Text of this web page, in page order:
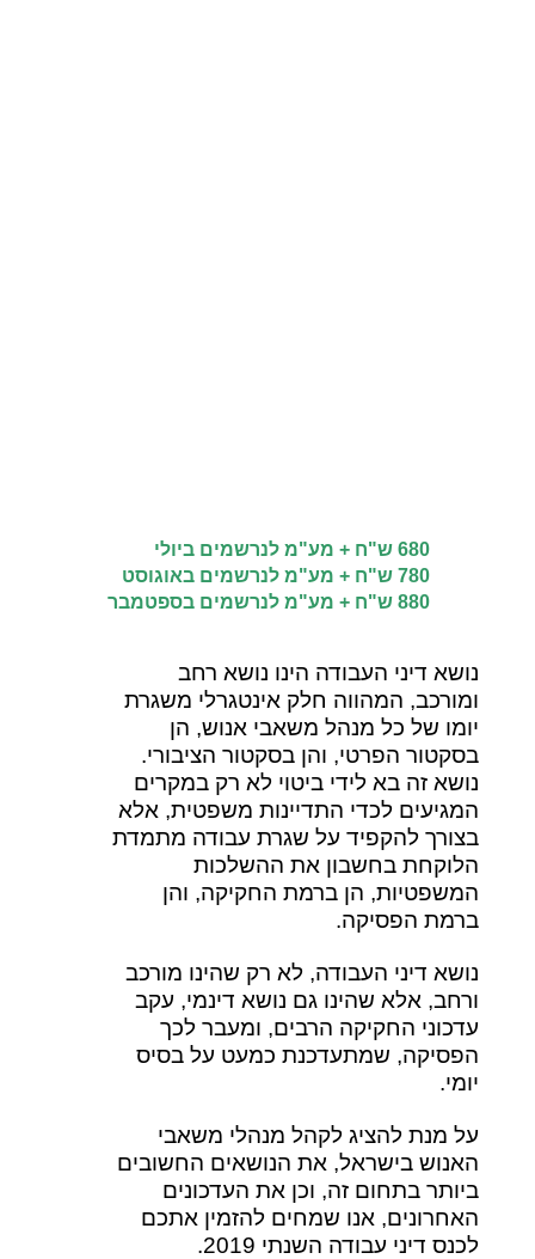
680 ש"ח + מע"מ לנרשמים ביולי
780 ש"ח + מע"מ לנרשמים באוגוסט
880 ש"ח + מע"מ לנרשמים בספטמבר
נושא דיני העבודה הינו נושא רחב
ומורכב, המהווה חלק אינטגרלי משגרת
יומו של כל מנהל משאבי אנוש, הן
בסקטור הפרטי, והן בסקטור הציבורי.
נושא זה בא לידי ביטוי לא רק במקרים
המגיעים לכדי התדיינות משפטית, אלא
בצורך להקפיד על שגרת עבודה מתמדת
הלוקחת בחשבון את ההשלכות
המשפטיות, הן ברמת החקיקה, והן
ברמת הפסיקה.
נושא דיני העבודה, לא רק שהינו מורכב
ורחב, אלא שהינו גם נושא דינמי, עקב
עדכוני החקיקה הרבים, ומעבר לכך
הפסיקה, שמתעדכנת כמעט על בסיס
יומי.
על מנת להציג לקהל מנהלי משאבי
האנוש בישראל, את הנושאים החשובים
ביותר בתחום זה, וכן את העדכונים
האחרונים, אנו שמחים להזמין אתכם
לכנס דיני עבודה השנתי 2019.